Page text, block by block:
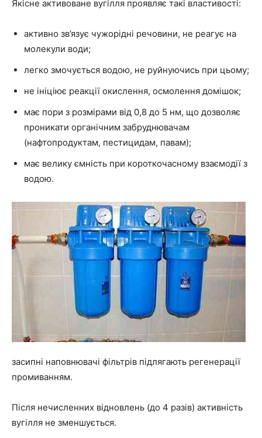
Якісне активоване вугілля проявляє такі властивості:
активно зв’язує чужорідні речовини, не реагує на
молекули води;
легко змочується водою, не руйнуючись при цьому;
не ініціює реакції окислення, осмолення домішок;
має пори з розмірами від 0,8 до 5 нм, що дозволяє
проникати органічним забруднювачам
(нафтопродуктам, пестицидам, павам);
має велику ємність при короткочасному взаємодії з
водою.
засипні наповнювачі фільтрів підлягають регенерації
промиванням.
Після нечисленних відновлень (до 4 разів) активність
вугілля не зменшується.